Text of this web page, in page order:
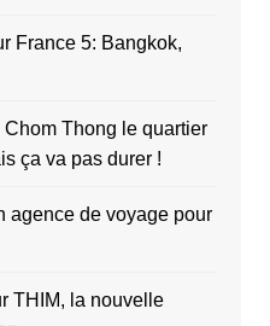
France 5: Bangkok,
Thong le quartier
ça va pas durer !
agence de voyage pour
THIM, la nouvelle